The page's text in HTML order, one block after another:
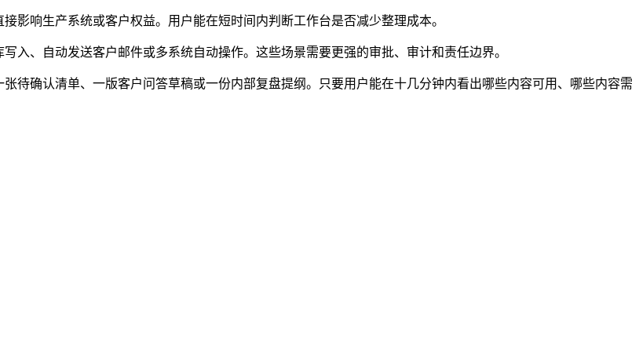
影响生产系统或客户权益。用户能在短时间内判断工作台是否减少整理成本。
入、自动发送客户邮件或多系统自动操作。这些场景需要更强的审批、审计和责任边界。
待确认清单、一版客户问答草稿或一份内部复盘提纲。只要用户能在十几分钟内看出哪些内容可用、哪些内容需